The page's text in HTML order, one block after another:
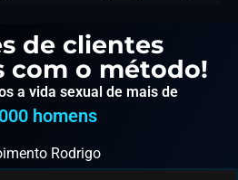
de clientes
com o método!
a vida sexual de mais de
homens
Rodrigo